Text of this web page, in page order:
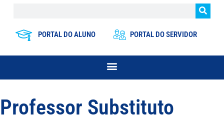
PORTAL DO ALUNO PORTAL DO SERVIDOR
Professor Substituto